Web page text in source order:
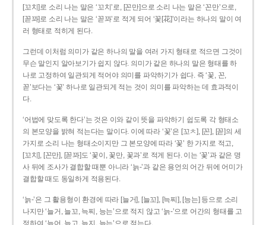
[꼬치]로 소리 나는 말은 ‘꼬치’로, [꼰만]으로 소리 나는 말은 ‘꼰만’으로,
[꼳꽈]로 소리 나는 말은 ‘꼳꽈’로 적게 되어 ‘꽃[花]’이라는 하나의 말이 여
러 형태로 적히게 된다.
그런데 이처럼 의미가 같은 하나의 말을 여러 가지 형태로 적으면 그것이
무슨 말인지 알아보기가 쉽지 않다. 의미가 같은 하나의 말은 형태를 하
나로 고정하여 일관되게 적어야 의미를 파악하기가 쉽다. 즉 ‘꽃, 꼰,
꼳’보다는 ‘꽃’ 하나로 일관되게 적는 것이 의미를 파악하는 데 효과적이
다.
‘어법에 맞도록 한다’는 것은 이와 같이 뜻을 파악하기 쉽도록 각 형태소
의 본모양을 밝혀 적는다는 말이다. 이에 따라 ‘꽃’은 [꼬ㅊ], [꼰], [꼳]의 세
가지로 소리 나는 형태소이지만 그 본모양에 따라 ‘꽃’ 한 가지로 적고,
[꼬치], [꼰만], [꼳꽈]도 ‘꽃이, 꽃만, 꽃과’로 적게 된다. 이는 ‘꽃’과 같은 명
사 뒤에 조사가 결합할 때뿐 아니라 ‘늙-’과 같은 용언의 어간 뒤에 어미가
결합할 때도 동일하게 적용된다.
‘늙-’은 그 활용형이 환경에 따라 [늘거], [늘꼬], [늑찌], [능는] 등으로 소리
나지만 ‘늘거, 늘꼬, 늑찌, 능는’으로 적지 않고 ‘늙-’으로 어간의 형태를 고
정하여 ‘늙어, 늙고, 늙지, 늙는’으로 적는다.